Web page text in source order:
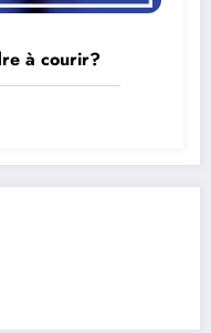
à courir?